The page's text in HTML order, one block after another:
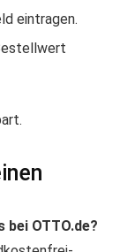
eintragen.
OTTO.de?